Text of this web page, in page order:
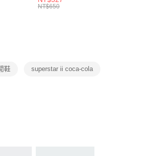
之「AFTEE先享後付」服務完成之
個人資料，並將交易相關給付款項請
長統襪
NT$650
鞋 superstar ii coca-cola